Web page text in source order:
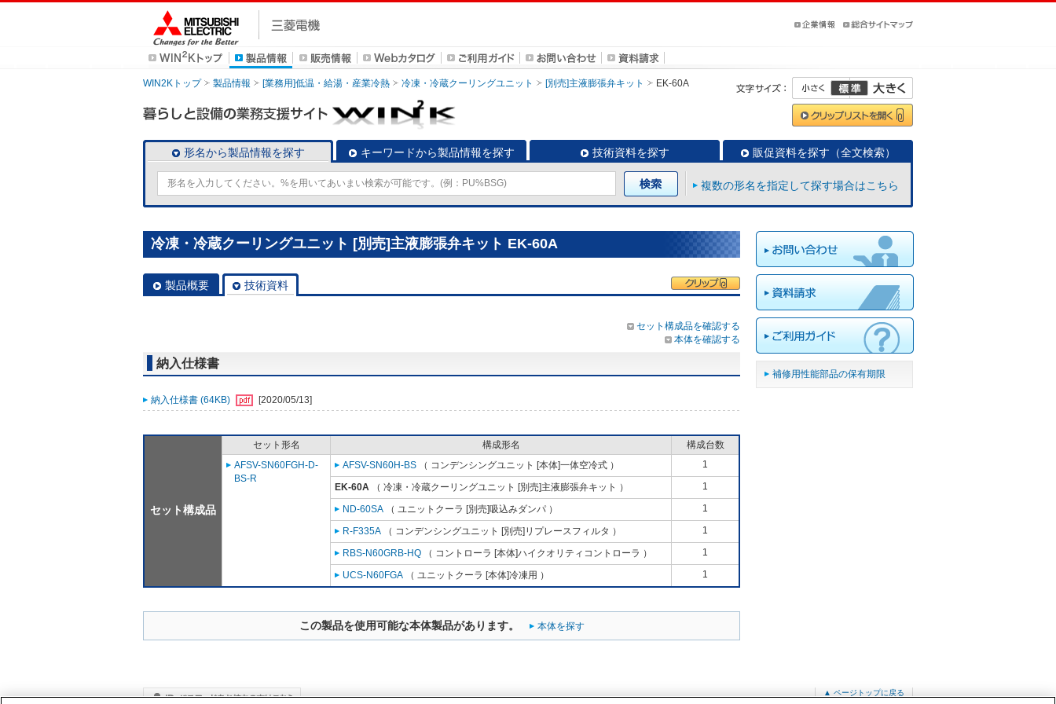
WIN2Kトップ 製品情報 [業務用]低温・給湯・産業冷熱 冷凍・冷蔵クーリングユニット [別売]主液膨張弁キット EK-60A
形名から製品情報を探す キーワードから製品情報を探す 技術資料を探す 販促資料を探す（全文検索）
複数の形名を指定して探す場合はこちら
冷凍・冷蔵クーリングユニット [別売]主液膨張弁キット EK-60A
製品概要 技術資料
セット構成品を確認する
本体を確認する
納入仕様書
納入仕様書 (64KB) [2020/05/13]
セット構成品
セット形名 構成形名
構成台数
AFSV-SN60FGH-D-
BS-R
AFSV-SN60H-BS （ コンデンシングユニット [本体]一体空冷式 ） 1
EK-60A （ 冷凍・冷蔵クーリングユニット [別売]主液膨張弁キット ） 1
ND-60SA （ ユニットクーラ [別売]吸込みダンパ ） 1
R-F335A （ コンデンシングユニット [別売]リプレースフィルタ ） 1
RBS-N60GRB-HQ （ コントローラ [本体]ハイクオリティコントローラ ） 1
UCS-N60FGA （ ユニットクーラ [本体]冷凍用 ） 1
この製品を使用可能な本体製品があります。 本体を探す
補修用性能部品の保有期限
▲ ページトップに戻る